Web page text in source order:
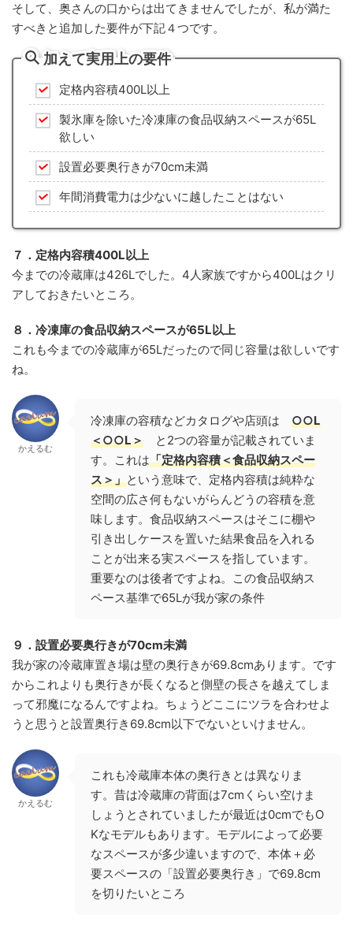
そして、奥さんの口からは出てきませんでしたが、私が満た
すべきと追加した要件が下記４つです。
加えて実用上の要件
定格内容積400L以上
製氷庫を除いた冷凍庫の食品収納スペースが65L
欲しい
設置必要奥行きが70cm未満
年間消費電力は少ないに越したことはない
７．定格内容積400L以上
今までの冷蔵庫は426Lでした。4人家族ですから400Lはクリ
アしておきたいところ。
８．冷凍庫の食品収納スペースが65L以上
これも今までの冷蔵庫が65Lだったので同じ容量は欲しいです
ね。
かえるむ
冷凍庫の容積などカタログや店頭は ○○L
＜○○L＞ と2つの容量が記載されていま
す。これは「定格内容積＜食品収納スペー
ス＞」という意味で、定格内容積は純粋な
空間の広さ何もないがらんどうの容積を意
味します。食品収納スペースはそこに棚や
引き出しケースを置いた結果食品を入れる
ことが出来る実スペースを指しています。
重要なのは後者ですよね。この食品収納ス
ペース基準で65Lが我が家の条件
９．設置必要奥行きが70cm未満
我が家の冷蔵庫置き場は壁の奥行きが69.8cmあります。です
からこれよりも奥行きが長くなると側壁の長さを越えてしま
って邪魔になるんですよね。ちょうどここにツラを合わせよ
うと思うと設置奥行き69.8cm以下でないといけません。
かえるむ
これも冷蔵庫本体の奥行きとは異なりま
す。昔は冷蔵庫の背面は7cmくらい空けま
しょうとされていましたが最近は0cmでもO
Kなモデルもあります。モデルによって必要
なスペースが多少違いますので、本体＋必
要スペースの「設置必要奥行き」で69.8cm
を切りたいところ